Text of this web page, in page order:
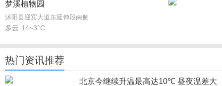
梦溪植物园
沭阳县迎宾大道东延伸段南侧
多云 14~3°C
热门资讯推荐
北京今继续升温最高达10℃ 昼夜温差大